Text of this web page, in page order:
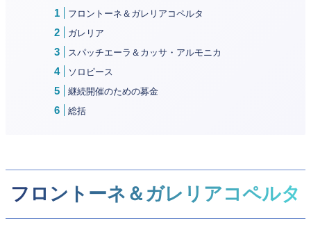
フロントーネ＆ガレリアコペルタ
ガレリア
スパッチエーラ＆カッサ・アルモニカ
ソロピース
継続開催のための募金
総括
フロントーネ＆ガレリアコペルタ